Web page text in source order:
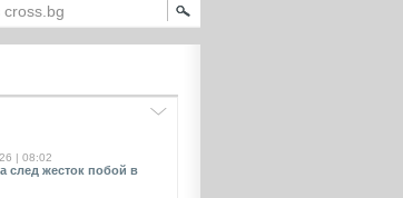
| 08:02
след жесток побой в